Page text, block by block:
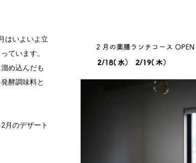
はいよいよ立
ています。
め込んだも
酵調味料と
月のデザート